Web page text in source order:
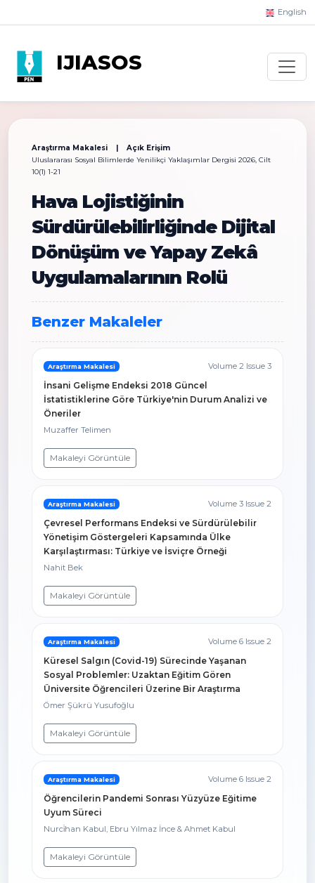
English
IJIASOS
Araştırma Makalesi | Açık Erişim
Uluslararası Sosyal Bilimlerde Yenilikçi Yaklaşımlar Dergisi 2026, Cilt
10(1) 1-21
Hava Lojistiğinin
Sürdürülebilirliğinde Dijital
Dönüşüm ve Yapay Zekâ
Uygulamalarının Rolü
Benzer Makaleler
Araştırma Makalesi Volume 2 Issue 3
İnsani Gelişme Endeksi 2018 Güncel
İstatistiklerine Göre Türkiye'nin Durum Analizi ve
Öneriler
Muzaffer Telimen
Makaleyi Görüntüle
Araştırma Makalesi Volume 3 Issue 2
Çevresel Performans Endeksi ve Sürdürülebilir
Yönetişim Göstergeleri Kapsamında Ülke
Karşılaştırması: Türkiye ve İsviçre Örneği
Nahit Bek
Makaleyi Görüntüle
Araştırma Makalesi Volume 6 Issue 2
Küresel Salgın (Covid-19) Sürecinde Yaşanan
Sosyal Problemler: Uzaktan Eğitim Gören
Üniversite Öğrencileri Üzerine Bir Araştırma
Ömer Şükrü Yusufoğlu
Makaleyi Görüntüle
Araştırma Makalesi Volume 6 Issue 2
Öğrencilerin Pandemi Sonrası Yüzyüze Eğitime
Uyum Süreci
Nurci̇han Kabul, Ebru Yılmaz İnce & Ahmet Kabul
Makaleyi Görüntüle